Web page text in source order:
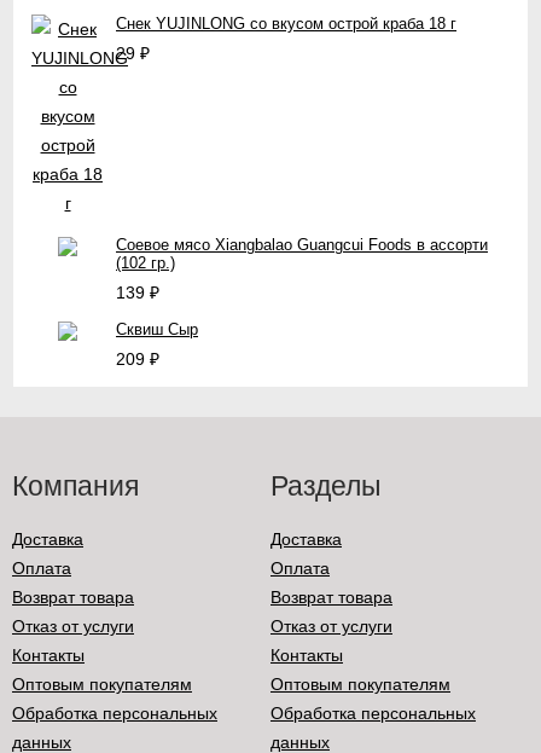
Снек YUJINLONG со вкусом острой краба 18 г
29 ₽
Соевое мясо Xiangbalao Guangcui Foods в ассорти
(102 гр.)
139 ₽
Сквиш Сыр
209 ₽
Компания
Доставка
Оплата
Возврат товара
Отказ от услуги
Контакты
Оптовым покупателям
Обработка персональных
данных
Разделы
Доставка
Оплата
Возврат товара
Отказ от услуги
Контакты
Оптовым покупателям
Обработка персональных
данных